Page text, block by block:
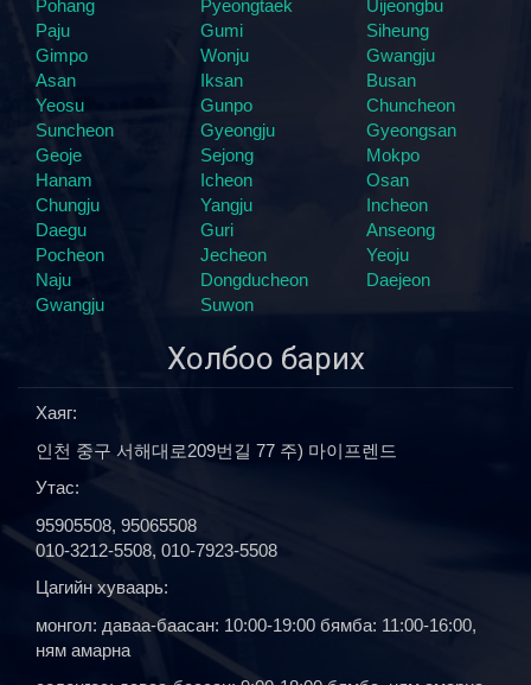
Pohang
Pyeongtaek
Uijeongbu
Paju
Gumi
Siheung
Gimpo
Wonju
Gwangju
Asan
Iksan
Busan
Yeosu
Gunpo
Chuncheon
Suncheon
Gyeongju
Gyeongsan
Geoje
Sejong
Mokpo
Hanam
Icheon
Osan
Chungju
Yangju
Incheon
Daegu
Guri
Anseong
Pocheon
Jecheon
Yeoju
Naju
Dongducheon
Daejeon
Gwangju
Suwon
Холбоо барих
Хаяг:
인천 중구 서해대로209번길 77 주) 마이프렌드
Утас:
95905508, 95065508
010-3212-5508, 010-7923-5508
Цагийн хуваарь:
монгол: даваа-баасан: 10:00-19:00 бямба: 11:00-16:00,
ням амарна